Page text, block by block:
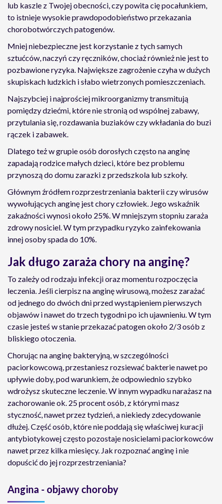
lub kaszle z Twojej obecności, czy powita cię pocałunkiem,
to istnieje wysokie prawdopodobieństwo przekazania
chorobotwórczych patogenów.
Mniej niebezpieczne jest korzystanie z tych samych
sztućców, naczyń czy ręczników, chociaż również nie jest to
pozbawione ryzyka. Największe zagrożenie czyha w dużych
skupiskach ludzkich i słabo wietrzonych pomieszczeniach.
Najszybciej i najprościej mikroorganizmy transmitują
pomiędzy dziećmi, które nie stronią od wspólnej zabawy,
przytulania się, rozdawania buziaków czy wkładania do buzi
rączek i zabawek.
Dlatego też w grupie osób dorosłych często na anginę
zapadają rodzice małych dzieci, które bez problemu
przynoszą do domu zarazki z przedszkola lub szkoły.
Głównym źródłem rozprzestrzeniania bakterii czy wirusów
wywołujących anginę jest chory człowiek. Jego wskaźnik
zakaźności wynosi około 25%. W mniejszym stopniu zaraża
zdrowy nosiciel. W tym przypadku ryzyko zainfekowania
innej osoby spada do 10%.
Jak długo zaraża chory na anginę?
To zależy od rodzaju infekcji oraz momentu rozpoczęcia
leczenia. Jeśli cierpisz na anginę wirusową, możesz zarażać
od jednego do dwóch dni przed wystąpieniem pierwszych
objawów i nawet do trzech tygodni po ich ujawnieniu. W tym
czasie jesteś w stanie przekazać patogen około 2/3 osób z
bliskiego otoczenia.
Chorując na anginę bakteryjną, w szczególności
paciorkowcową, przestaniesz rozsiewać bakterie nawet po
upływie doby, pod warunkiem, że odpowiednio szybko
wdrożysz skuteczne leczenie. W innym wypadku narażasz na
zachorowanie ok. 25 procent osób, z którymi masz
styczność, nawet przez tydzień, a niekiedy zdecydowanie
dłużej. Część osób, które nie poddają się właściwej kuracji
antybiotykowej często pozostaje nosicielami paciorkowców
nawet przez kilka miesięcy. Jak rozpoznać anginę i nie
dopuścić do jej rozprzestrzeniania?
Angina - objawy choroby